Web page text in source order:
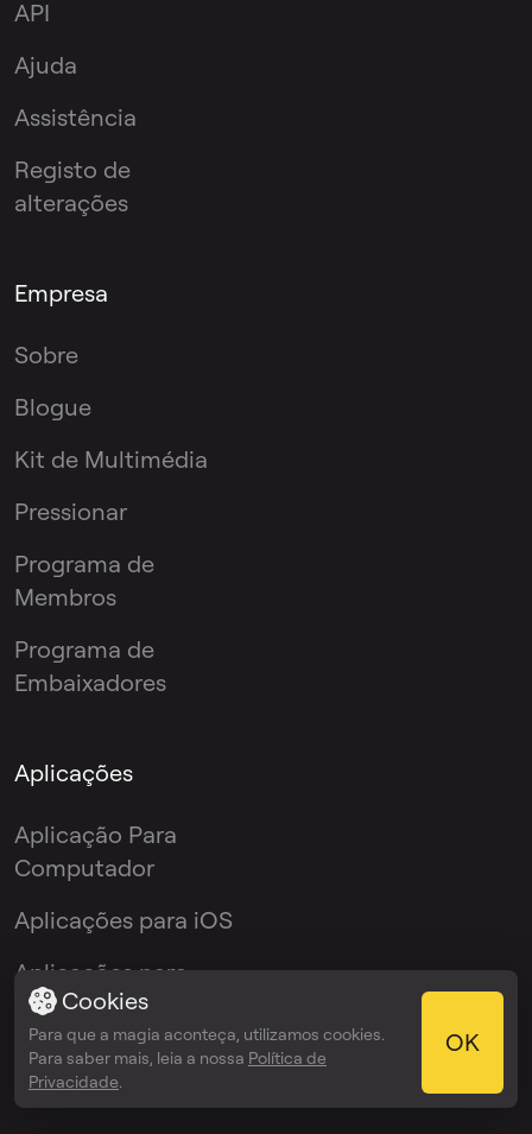
API
Ajuda
Assistência
Registo de
alterações
Empresa
Sobre
Blogue
Kit de Multimédia
Pressionar
Programa de
Membros
Programa de
Embaixadores
Aplicações
Aplicação Para
Computador
Aplicações para iOS
Aplicações para
Android
Plug-In VST
Cookies
Para que a magia aconteça, utilizamos cookies.
Para saber mais, leia a nossa Política de
Privacidade.
OK